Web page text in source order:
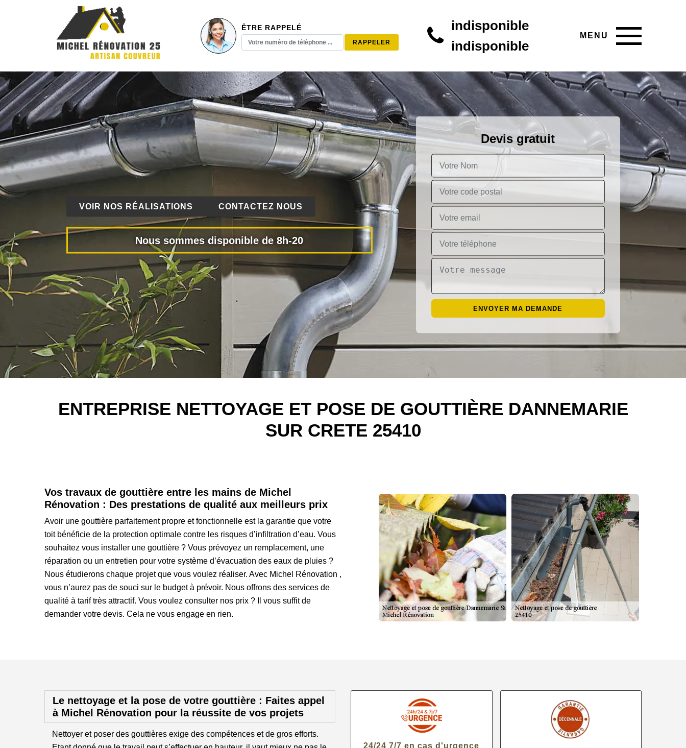
ÊTRE RAPPELÉ
indisponible
indisponible
MENU
VOIR NOS RÉALISATIONS CONTACTEZ NOUS
Nous sommes disponible de 8h-20
Devis gratuit
ENTREPRISE NETTOYAGE ET POSE DE GOUTTIÈRE DANNEMARIE
SUR CRETE 25410
Vos travaux de gouttière entre les mains de Michel
Rénovation : Des prestations de qualité aux meilleurs prix
Avoir une gouttière parfaitement propre et fonctionnelle est la garantie que votre
toit bénéficie de la protection optimale contre les risques d’infiltration d’eau. Vous
souhaitez vous installer une gouttière ? Vous prévoyez un remplacement, une
réparation ou un entretien pour votre système d’évacuation des eaux de pluies ?
Nous étudierons chaque projet que vous voulez réaliser. Avec Michel Rénovation ,
vous n’aurez pas de souci sur le budget à prévoir. Nous offrons des services de
qualité à tarif très attractif. Vous voulez consulter nos prix ? Il vous suffit de
demander votre devis. Cela ne vous engage en rien.
Le nettoyage et la pose de votre gouttière : Faites appel
à Michel Rénovation pour la réussite de vos projets
Nettoyer et poser des gouttières exige des compétences et de gros efforts.
24/24 7/7 en cas d'urgence